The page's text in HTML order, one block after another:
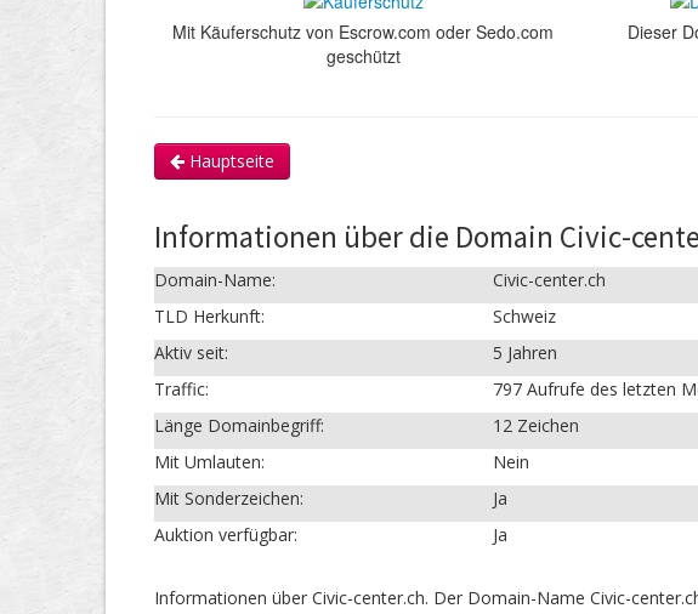
Mit Käuferschutz von Escrow.com oder Sedo.com
geschützt
Dieser
Hauptseite
Informationen über die Domain Civic-
Domain-Name:
Civic-center.ch
TLD Herkunft:
Schweiz
Aktiv seit:
5 Jahren
Traffic:
797 Aufrufe des letzten
Länge Domainbegriff:
12 Zeichen
Mit Umlauten:
Nein
Mit Sonderzeichen:
Ja
Auktion verfügbar:
Ja
Informationen über Civic-center.ch. Der Domain-Name Civic-